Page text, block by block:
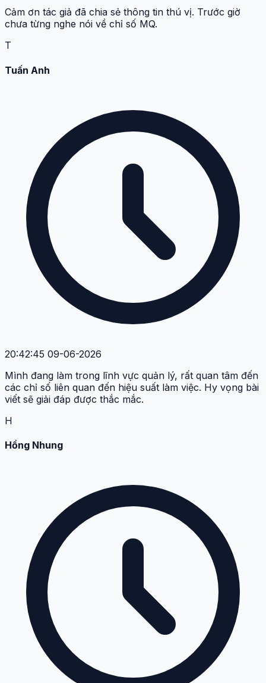
Cảm ơn tác giả đã chia sẻ thông tin thú vị. Trước giờ
chưa từng nghe nói về chỉ số MQ.
T
Tuấn Anh
20:42:45 09-06-2026
Mình đang làm trong lĩnh vực quản lý, rất quan tâm đến
các chỉ số liên quan đến hiệu suất làm việc. Hy vọng bài
viết sẽ giải đáp được thắc mắc.
H
Hồng Nhung